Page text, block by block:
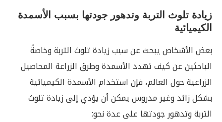
زيادة تلوث التربة وتدهور جودتها بسبب الأسمدة
الكيميائية
بعض الأشخاص يبحث عن سبب زيادة تلوث التربة وخاصةً
الباحثين عن كيف تهدد الأسمدة وطرق الزراعة المحاصيل
الزراعية حول العالم، فإن استخدام الأسمدة الكيميائية
بشكل زائد وغير مدروس يمكن أن يؤدي إلى زيادة تلوث
التربة وتدهور جودتها على عدة نحو: